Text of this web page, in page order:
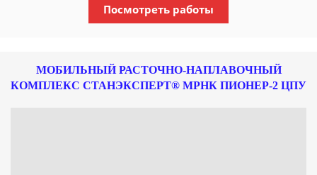
Посмотреть работы
МОБИЛЬНЫЙ РАСТОЧНО-НАПЛАВОЧНЫЙ
КОМПЛЕКС СТАНЭКСПЕРТ® МРНК ПИОНЕР-2 ЦПУ